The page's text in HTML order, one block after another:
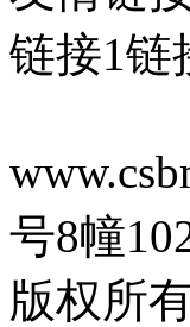
链接1链
号8幢
版权所